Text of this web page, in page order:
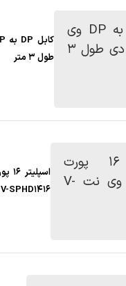
طول 3 متر
V-SPHD1416